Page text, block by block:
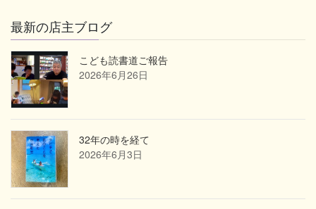
最新の店主ブログ
こども読書道ご報告
2026年6月26日
32年の時を経て
2026年6月3日